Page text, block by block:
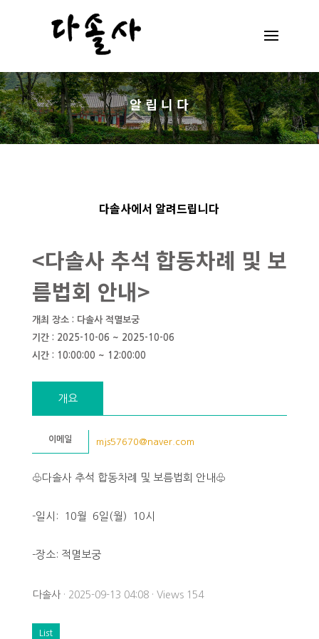
알 립 니 다
다솔사에서 알려드립니다
<다솔사 추석 합동차례 및 보
름법회 안내>
개최 장소 : 다솔사 적멸보궁
기간 : 2025-10-06 ~ 2025-10-06
시간 : 10:00:00 ~ 12:00:00
개요
이메일 mjs57670@naver.com
♧다솔사 추석 합동차례 및 보름법회 안내♧
-일시: 10월 6일(월) 10시
-장소: 적멸보궁
다솔사 · 2025-09-13 04:08 · Views 154
List